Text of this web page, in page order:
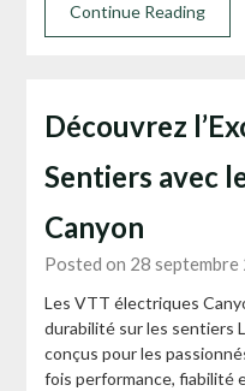
Continue Reading
Découvrez
Sentiers avec
Canyon
Posted on 28 septembre
Les VTT électriques
durabilité sur les sentiers
conçus pour les
fois performance, fiabilité